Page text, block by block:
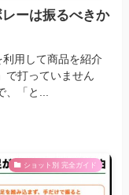
ーは振るべきか
用して商品を紹介
で打っていません
「と...
ショット別 完全ガイド